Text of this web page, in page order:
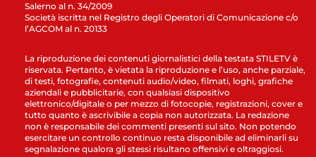
Salerno al n. 34/2009
Società iscritta nel Registro degli Operatori di Comunicazione c/o
l’AGCOM al n. 20133
La riproduzione dei contenuti giornalistici della testata STILETV è
riservata. Pertanto, è vietata la riproduzione e l’uso, anche parziale,
di testi, fotografie, contenuti audio/video, filmati, loghi, grafiche
aziendali e pubblicitarie, con qualsiasi dispositivo
elettronico/digitale o per mezzo di fotocopie, registrazioni, cover e
tutto quanto è ascrivibile a copia non autorizzata. La redazione
non è responsabile dei commenti presenti sul sito. Non potendo
esercitare un controllo continuo resta disponibile ad eliminarli su
segnalazione qualora gli stessi risultano offensivi e oltraggiosi.